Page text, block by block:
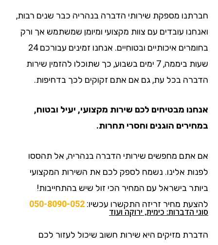
חברתנו מספקת שירותי הדברה בנהריה כבר שנים רבות,
ואנחנו עובדים עם צוות מקצועי ומיומן שמשתמש אך ורק
בחומרים איכותיים ובטוחיים. אנחנו זמינים עבורכם 24
שעות ביממה, 7 ימים בשבוע, כך שתוכלו להזמין שירות
הדברה בכל עת, גם אם אתם זקוקים לכך בדחיפות.
אנחנו מבטיחים לכם שירות מקצועי, יעיל ובטוח,
במחירים הוגנים וחסרי תחרות.
אם אתם מחפשים שירותי הדברה בנהריה, אל תהססו
לפנות אלינו. נשמח לספק לכם את השירות המקצועי
ביותר בישראל עם המחיר הכי זול שיש בהתחייבות!
להצעת מחיר זריזה התקשרו עכשיו: 050-8090-052
סוגי הדברות: כימית, ירוקה ועוד
הדברת מזיקים היא שירות חשוב שיכול לעזור לכם